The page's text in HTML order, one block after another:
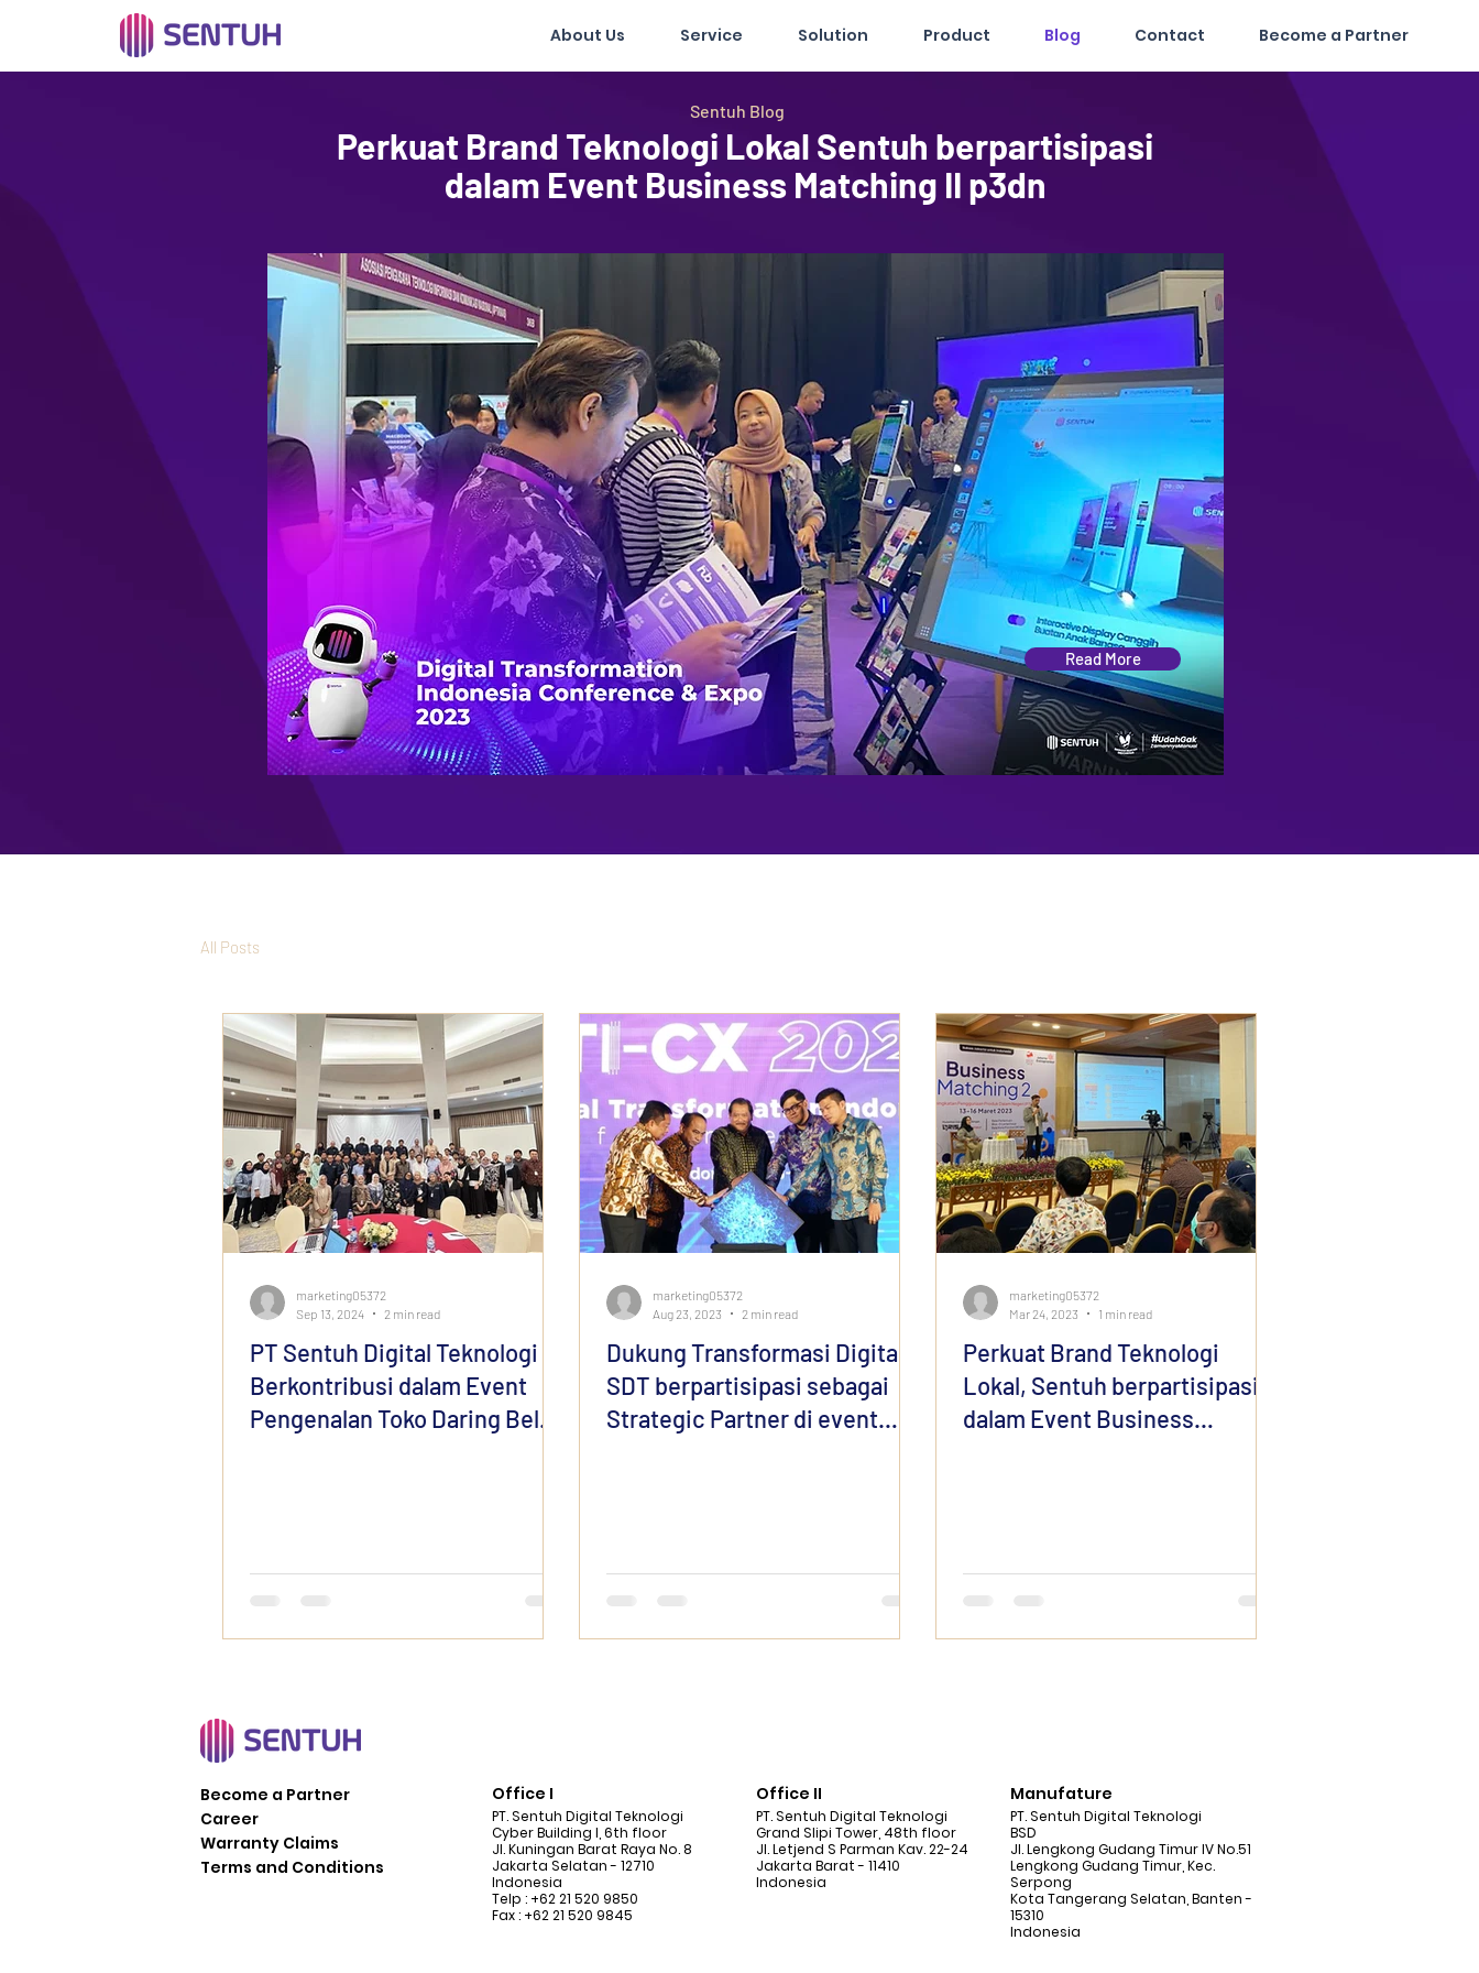
About Us Service Solution Product Blog Contact Become a Partner
Read More
Sentuh Blog
Perkuat Brand Teknologi Lokal Sentuh berpartisipasi
dalam Event Business Matching II p3dn
All Posts
PT Sentuh Digital Teknologi
Berkontribusi dalam Event
Pengenalan Toko Daring Bela
marketing05372
Sep 13, 2024
2 min read
Dukung Transformasi Digital,
SDT berpartisipasi sebagai
Strategic Partner di event
marketing05372
Aug 23, 2023
2 min read
Perkuat Brand Teknologi
Lokal, Sentuh berpartisipasi
dalam Event Business
marketing05372
Mar 24, 2023
1 min read
Become a Partner
Career
Warranty Claims
Terms and Conditions
Office I
PT. Sentuh Digital Teknologi
Cyber Building I, 6th floor
Jl. Kuningan Barat Raya No. 8
Jakarta Selatan - 12710
Indonesia
Telp : +62 21 520 9850
Fax : +62 21 520 9845
Office II
PT. Sentuh Digital Teknologi
Grand Slipi Tower, 48th floor
Jl. Letjend S Parman Kav. 22-24
Jakarta Barat - 11410
Indonesia
Manufature
PT. Sentuh Digital Teknologi
BSD
Jl. Lengkong Gudang Timur IV No.51
Lengkong Gudang Timur, Kec.
Serpong
Kota Tangerang Selatan, Banten -
15310
Indonesia